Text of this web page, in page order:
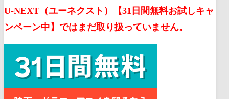
U-NEXT（ユーネクスト）【31日間無料お試しキャ
ンペーン中】ではまだ取り扱っていません。